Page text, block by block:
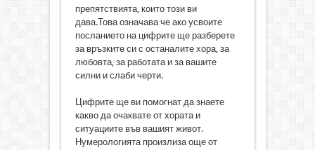
препятствията, които този ви
дава.Това означава че ако усвоите
посланието на цифрите ще разберете
за връзките си с останалите хора, за
любовта, за работата и за вашите
силни и слаби черти.
Цифрите ще ви помогнат да знаете
какво да очаквате от хората и
ситуациите във вашият живот.
Нумерологията произлиза още от